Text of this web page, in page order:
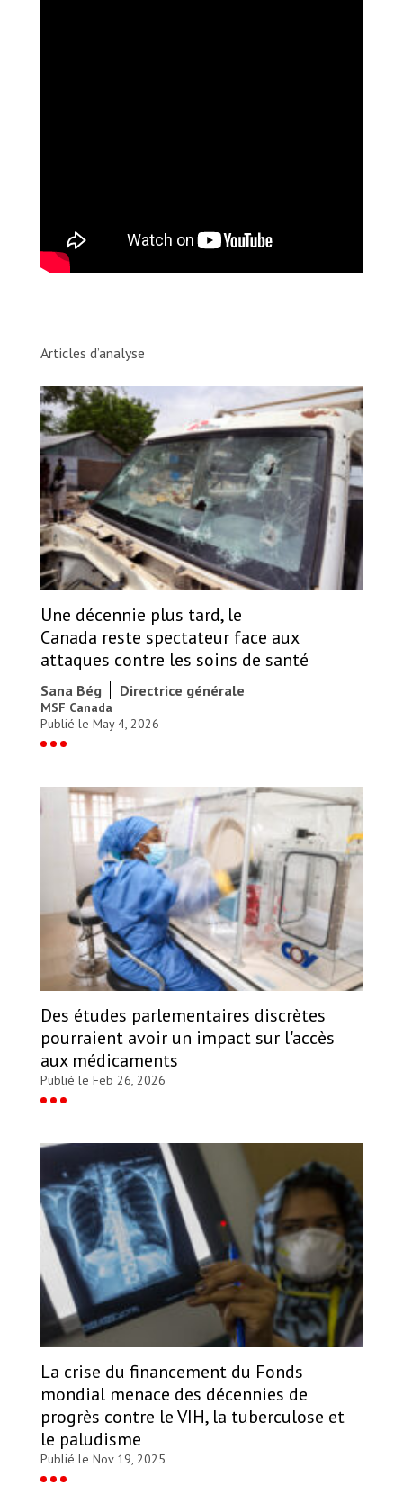
Articles d’analyse
Une décennie plus tard, le
Canada reste spectateur face aux
attaques contre les soins de santé
Sana Bég Directrice générale
MSF Canada
Publié le May 4, 2026
Des études parlementaires discrètes
pourraient avoir un impact sur l'accès
aux médicaments
Publié le Feb 26, 2026
La crise du financement du Fonds
mondial menace des décennies de
progrès contre le VIH, la tuberculose et
le paludisme
Publié le Nov 19, 2025